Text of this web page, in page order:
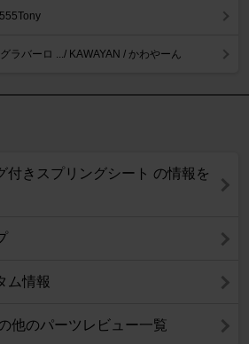
ラバーロ .../ KAWAYAN / かわやーん
付きスプリングシート の情報を
ム情報
他のパーツレビュー一覧